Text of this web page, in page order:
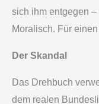
sich ihm entgegen
Moralisch. Für
Der Skandal
Das Drehbuch
dem realen